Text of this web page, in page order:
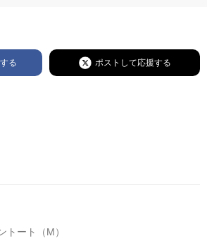
うな眼差しは
のみ.]
リリカゼタケル
d/7GbUq3Z
遺作]を絵本化。
風猛 -ririkazetakeru
d/8u7Cebe
る ポストして応援する
トート（M）